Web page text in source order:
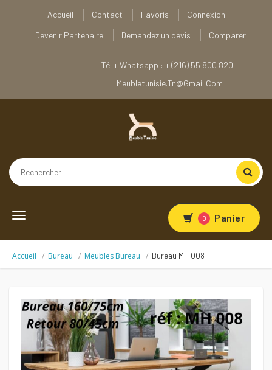
Accueil Contact Favoris
Connexion
Devenir Partenaire
Demandez un devis Comparer
Tél + Whatsapp : + (216) 55 800 820 –
Meubletunisie.tn@gmail.com
Toggle
0 Panier
Accueil Bureau Meubles Bureau Bureau MH 008